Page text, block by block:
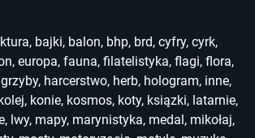
, bajki, balon, bhp, brd, cyfry, cyrk,
, europa, fauna, filatelistyka, flagi, flora,
grzyby, harcerstwo, herb, hologram, inne,
, konie, kosmos, koty, ksiązki, latarnie,
, lwy, mapy, marynistyka, medal, mikołaj,